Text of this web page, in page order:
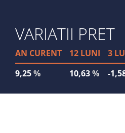
VARIATII PRET
AN CURENT 12 LUNI 3
9,25% 10,63% -